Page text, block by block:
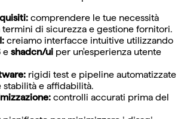
comprendere le tue necessità
di sicurezza e gestione fornitori.
creiamo interfacce intuitive utilizzando
e shadcn/ui per un'esperienza utente
rigidi test e pipeline automatizzate
stabilità e affidabilità.
controlli accurati prima del